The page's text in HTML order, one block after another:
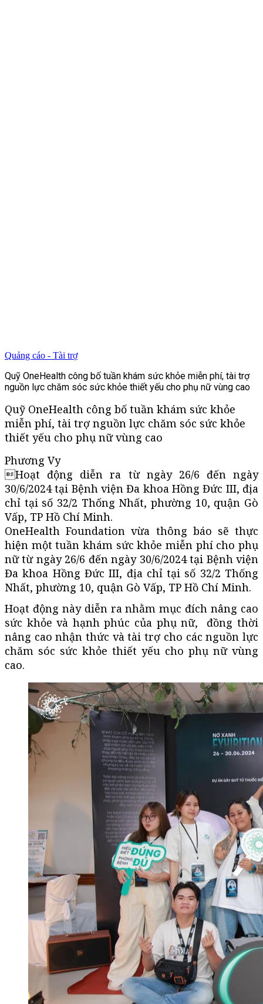
Quảng cáo - Tài trợ
Quỹ OneHealth công bố tuần khám sức khỏe miễn phí, tài trợ
nguồn lực chăm sóc sức khỏe thiết yếu cho phụ nữ vùng cao
Quỹ OneHealth công bố tuần khám sức khỏe
miễn phí, tài trợ nguồn lực chăm sóc sức khỏe
thiết yếu cho phụ nữ vùng cao
Phương Vy
Hoạt động diễn ra từ ngày 26/6 đến ngày
30/6/2024 tại Bệnh viện Đa khoa Hồng Đức III, địa
chỉ tại số 32/2 Thống Nhất, phường 10, quận Gò
Vấp, TP Hồ Chí Minh.
OneHealth Foundation vừa thông báo sẽ thực
hiện một tuần khám sức khỏe miễn phí cho phụ
nữ từ ngày 26/6 đến ngày 30/6/2024 tại Bệnh viện
Đa khoa Hồng Đức III, địa chỉ tại số 32/2 Thống
Nhất, phường 10, quận Gò Vấp, TP Hồ Chí Minh.
Hoạt động này diễn ra nhằm mục đích nâng cao
sức khỏe và hạnh phúc của phụ nữ, đồng thời
nâng cao nhận thức và tài trợ cho các nguồn lực
chăm sóc sức khỏe thiết yếu cho phụ nữ vùng
cao.